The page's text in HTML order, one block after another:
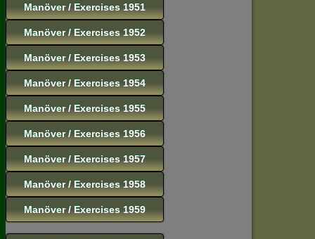
Manöver / Exercises 1951
Manöver / Exercises 1952
Manöver / Exercises 1953
Manöver / Exercises 1954
Manöver / Exercises 1955
Manöver / Exercises 1956
Manöver / Exercises 1957
Manöver / Exercises 1958
Manöver / Exercises 1959